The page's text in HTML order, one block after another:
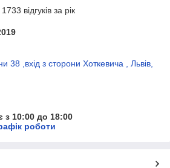
відгуків за рік
38 ,вхід з сторони Хоткевича , Львів,
з 10:00 до 18:00
роботи